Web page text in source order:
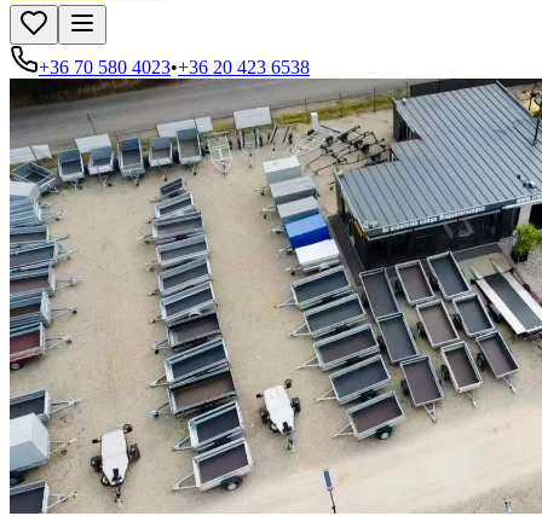
+36 70 580 4023•+36 20 423 6538